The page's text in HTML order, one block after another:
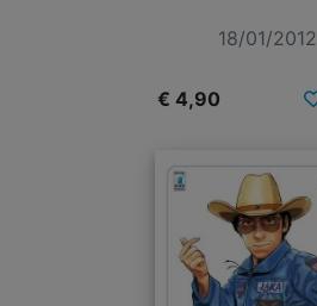
18/01/2012
€ 4,90